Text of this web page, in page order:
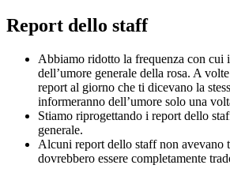
Report dello staff
Abbiamo ridotto la frequenza con cui
dell’umore generale della rosa. A
report al giorno che ti dicevano la
informeranno dell’umore solo una
Stiamo riprogettando i report dello
generale.
Alcuni report dello staff non avevano
dovrebbero essere completamente